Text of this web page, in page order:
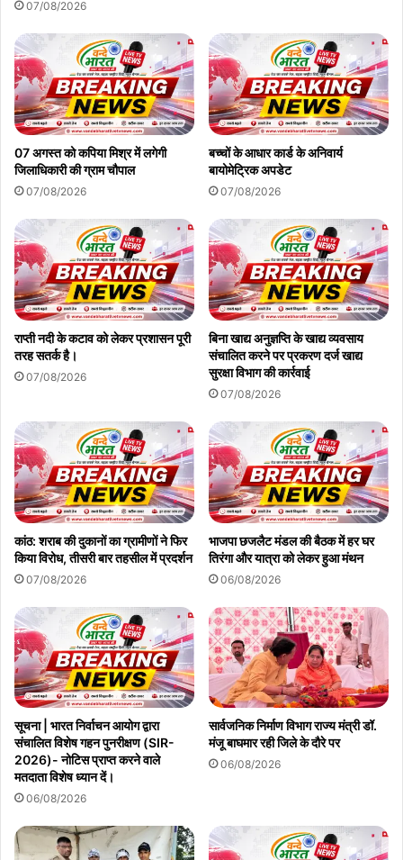
हितों की भी रक्षा हो सकेगी।
Copy URL
07/08/2026
07 अगस्त को कपिया मिश्र में लगेगी
जिलाधिकारी की ग्राम चौपाल
07/08/2026
बच्चों के आधार कार्ड के अनिवार्य
बायोमेट्रिक अपडेट
07/08/2026
राप्ती नदी के कटाव को लेकर प्रशासन पूरी
तरह सतर्क है।
07/08/2026
बिना खाद्य अनुज्ञप्ति के खाद्य व्यवसाय
संचालित करने पर प्रकरण दर्ज खाद्य
सुरक्षा विभाग की कार्रवाई
07/08/2026
कांठ: शराब की दुकानों का ग्रामीणों ने फिर
किया विरोध, तीसरी बार तहसील में प्रदर्शन
07/08/2026
भाजपा छजलैट मंडल की बैठक में हर घर
तिरंगा और यात्रा को लेकर हुआ मंथन
06/08/2026
सूचना | भारत निर्वाचन आयोग द्वारा
संचालित विशेष गहन पुनरीक्षण (SIR-
2026)- नोटिस प्राप्त करने वाले
मतदाता विशेष ध्यान दें।
06/08/2026
सार्वजनिक निर्माण विभाग राज्य मंत्री डॉ.
मंजू बाघमार रही जिले के दौरे पर
06/08/2026